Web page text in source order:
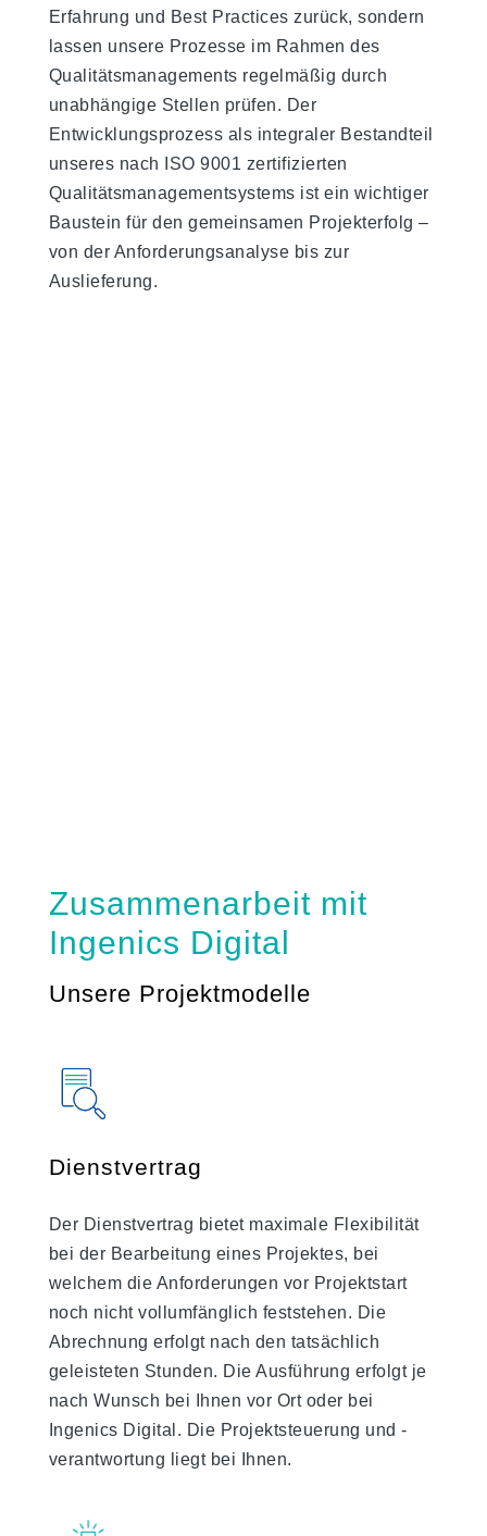
Erfahrung und Best Practices zurück, sondern
lassen unsere Prozesse im Rahmen des
Qualitätsmanagements regelmäßig durch
unabhängige Stellen prüfen. Der
Entwicklungsprozess als integraler Bestandteil
unseres nach ISO 9001 zertifizierten
Qualitätsmanagementsystems ist ein wichtiger
Baustein für den gemeinsamen Projekterfolg –
von der Anforderungsanalyse bis zur
Auslieferung.
Zusammenarbeit mit
Ingenics Digital
Unsere Projektmodelle
Dienstvertrag
Der Dienstvertrag bietet maximale Flexibilität
bei der Bearbeitung eines Projektes, bei
welchem die Anforderungen vor Projektstart
noch nicht vollumfänglich feststehen. Die
Abrechnung erfolgt nach den tatsächlich
geleisteten Stunden. Die Ausführung erfolgt je
nach Wunsch bei Ihnen vor Ort oder bei
Ingenics Digital. Die Projektsteuerung und -
verantwortung liegt bei Ihnen.